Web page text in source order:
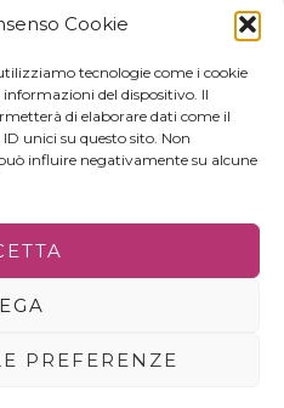
Cookie
tecnologie come i cookie
del dispositivo. Il
di elaborare dati come il
unici su questo sito. Non
influire negativamente su alcune
PREFERENZE